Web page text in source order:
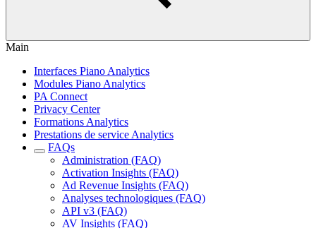
Main
Interfaces Piano Analytics
Modules Piano Analytics
PA Connect
Privacy Center
Formations Analytics
Prestations de service Analytics
FAQs
Administration (FAQ)
Activation Insights (FAQ)
Ad Revenue Insights (FAQ)
Analyses technologiques (FAQ)
API v3 (FAQ)
AV Insights (FAQ)